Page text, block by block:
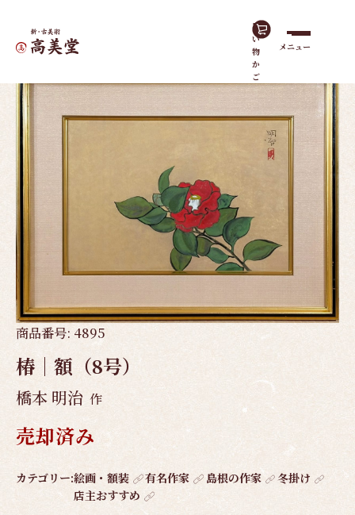
買
い
物
か
ご
メニュー
ホーム作品一覧
商品番号: 4895
椿｜額（8号）
橋本 明治 作
売却済み
作
カテゴリー:絵画・額装 有名作家 島根の作家
冬掛け
店主おすすめ